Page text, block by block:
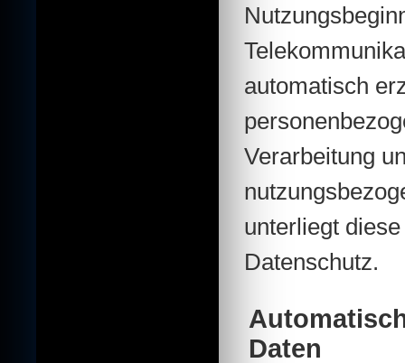
automatisch
Verarbeitung
unterliegt
Datenschutz.
Daten